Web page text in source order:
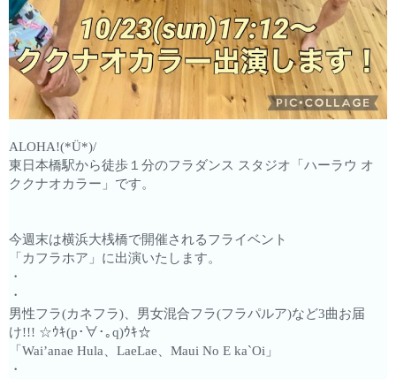
ALOHA!(*Ü*)/
東日本橋駅から徒歩１分のフラダンス スタジオ「ハーラウ オ
ククナオカラー」です。
今週末は横浜大桟橋で開催されるフライベント
「カフラホア」に出演いたします。
・
・
男性フラ(カネフラ)、男女混合フラ(フラパルア)など3曲お届
け!!! ☆ｳｷ(p･∀･｡q)ｳｷ☆
「Wai’anae Hula、LaeLae、Maui No E ka`Oi」
・